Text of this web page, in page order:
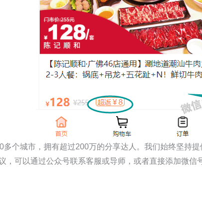
多个城市，拥有超过200万的分享达人。我们始终坚持
，可以通过公众号联系客服或导师，或者直接添加微